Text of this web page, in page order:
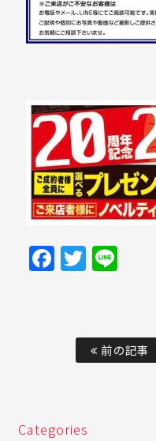
Twitter
前の記事
Categories